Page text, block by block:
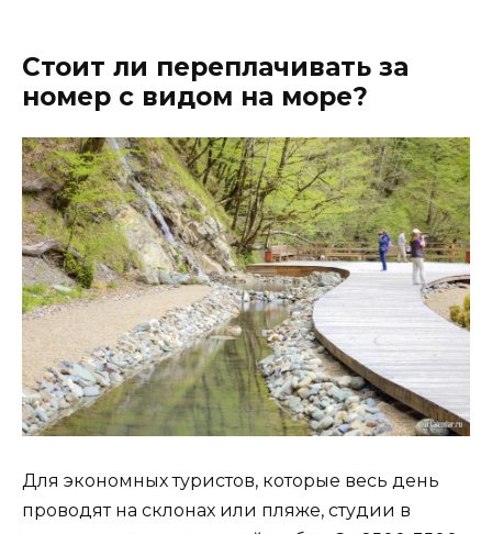
Стоит ли переплачивать за
номер с видом на море?
Для экономных туристов, которые весь день
проводят на склонах или пляже, студии в